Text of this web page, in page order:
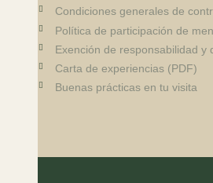
Condiciones generales de
Política de participación de
Exención de responsabilidad y
Carta de experiencias (PDF)
Buenas prácticas en tu visita